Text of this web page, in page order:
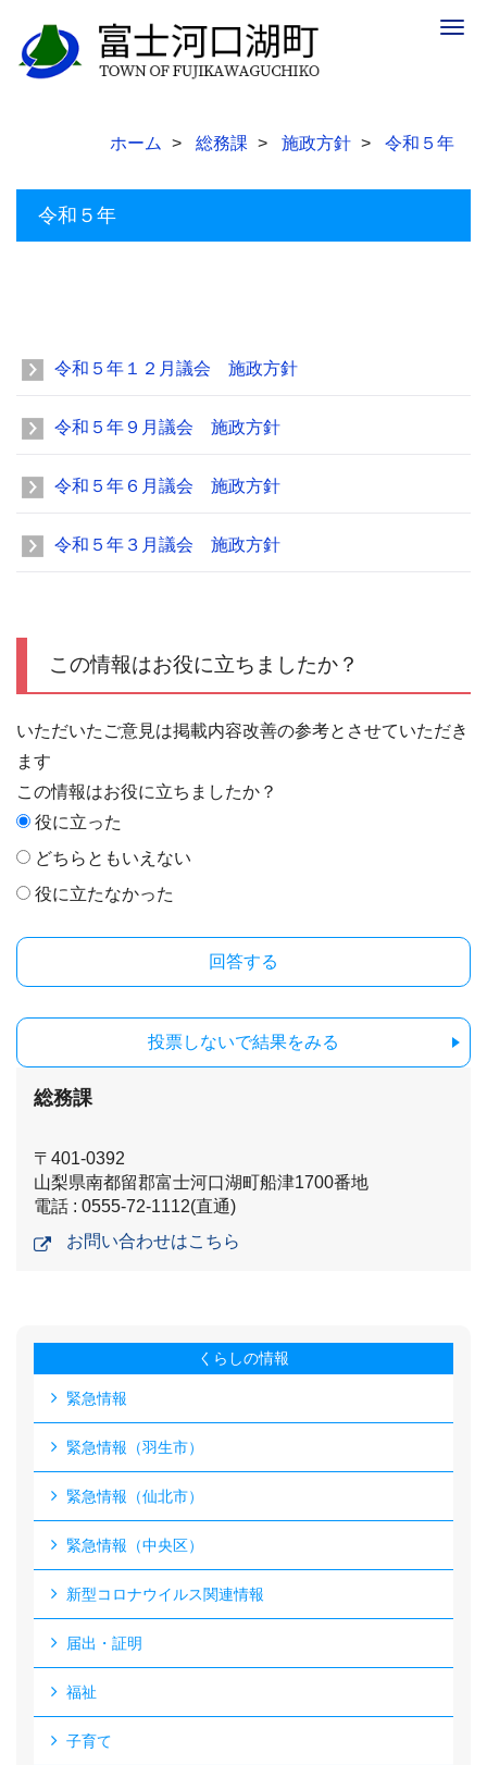
ホーム 総務課 施政方針 令和５年
令和５年
令和５年１２月議会 施政方針
令和５年９月議会 施政方針
令和５年６月議会 施政方針
令和５年３月議会 施政方針
この情報はお役に立ちましたか？
いただいたご意見は掲載内容改善の参考とさせていただき
ます
この情報はお役に立ちましたか？
役に立った
どちらともいえない
役に立たなかった
投票しないで結果をみる
総務課
〒401-0392
山梨県南都留郡富士河口湖町船津1700番地
電話 : 0555-72-1112(直通)
お問い合わせはこちら
くらしの情報
緊急情報
緊急情報（羽生市）
緊急情報（仙北市）
緊急情報（中央区）
新型コロナウイルス関連情報
届出・証明
福祉
子育て